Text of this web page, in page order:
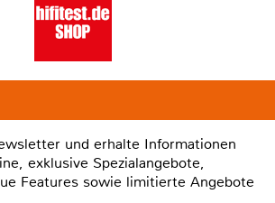
und erhalte Informationen
exklusive Spezialangebote,
Features sowie limitierte Angebote